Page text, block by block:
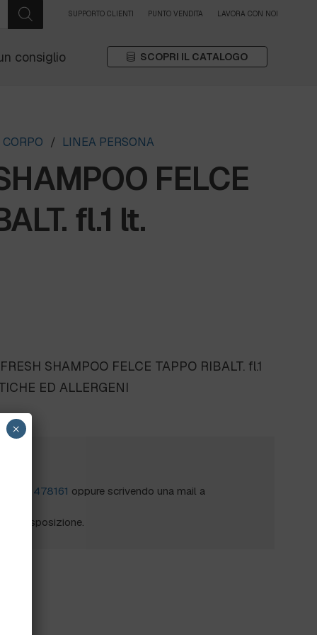
SUPPORTO CLIENTI PUNTO VENDITA LAVORA CON NOI
consiglio SCOPRI IL CATALOGO
/ LINEA PERSONA
FELCE
fl.1 lt.
SHAMPOO FELCE TAPPO RIBALT. fl.1
ED ALLERGENI
0172 478161 oppure scrivendo una mail a
a disposizione.
×